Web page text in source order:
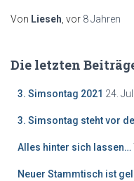
Von Lieseh , vor 8 Jahren
Die letzten
3. Simsontag 2021 24.
3. Simsontag steht vor
Alles hinter sich lassen…
Neuer Stammtisch ist